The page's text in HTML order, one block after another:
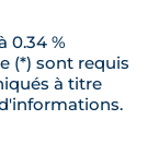
0.34 %
(*) sont requis
à titre